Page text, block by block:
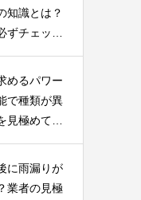
ム
知識とは？
ずチェック
めるパワー
で種類が異
見極めて導
に雨漏りが
業者の見極